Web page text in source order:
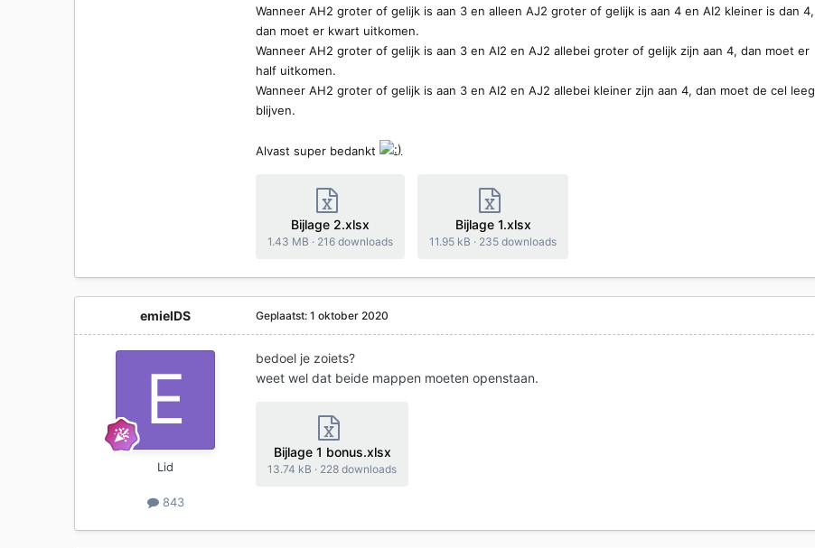
Wanneer AH2 groter of gelijk is aan 3 en alleen AJ2 groter of gelijk is aan 4 en AI2 kleiner is dan 4,
dan moet er kwart uitkomen.
Wanneer AH2 groter of gelijk is aan 3 en AI2 en AJ2 allebei groter of gelijk zijn aan 4, dan moet er
half uitkomen.
Wanneer AH2 groter of gelijk is aan 3 en AI2 en AJ2 allebei kleiner zijn aan 4, dan moet de cel leeg
blijven.
Alvast super bedankt
Bijlage 2.xlsx
1.43 MB · 216 downloads
Bijlage 1.xlsx
11.95 kB · 235 downloads
emielDS
Lid
843
Geplaatst:1 oktober 2020
bedoel je zoiets?
weet wel dat beide mappen moeten openstaan.
Bijlage 1 bonus.xlsx
13.74 kB · 228 downloads